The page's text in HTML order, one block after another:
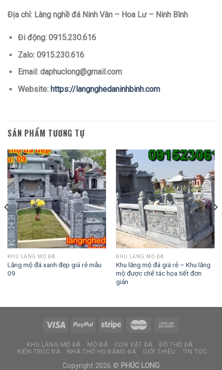
Địa chỉ: Làng nghề đá Ninh Vân – Hoa Lư – Ninh Bình
Đi động: 0915.230.616
Zalo: 0915.230.616
Email: daphuclong@gmail.com
Website: https://langnghedaninhbinh.com
SẢN PHẨM TƯƠNG TỰ
KHU LĂNG MỘ ĐÁ
Lăng mộ đá xanh đẹp giá rẻ mẫu
09
KHU LĂNG MỘ ĐÁ
Khu lăng mộ đá giá rẻ – Khu lăng
mộ được chế tác họa tiết đơn
giản
KHU LĂNG MỘ ĐÁ MỘ ĐÁ CON VẬT ĐÁ
ĐỒ THỜ ĐÁ
KIẾN TRÚC ĐÁ
NHÀ THỜ HỌ BẰNG ĐÁ GIỚI THIỆU TIN TỨC
Copyright 2026 © PHÚC LONG